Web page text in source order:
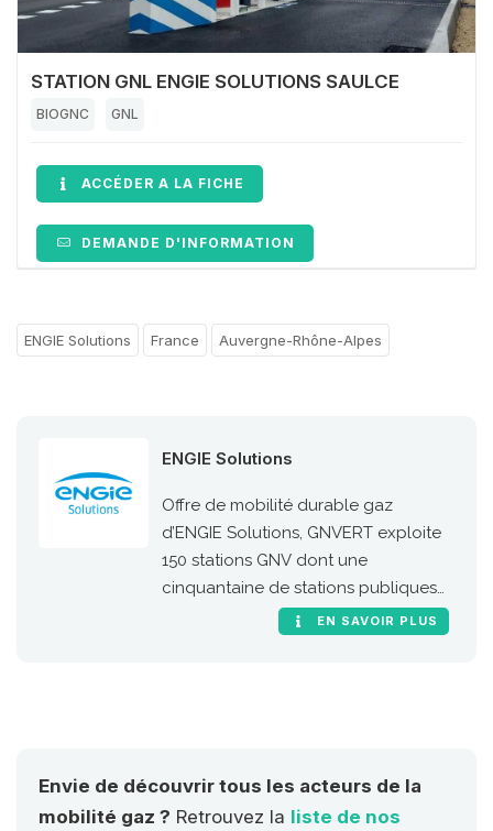
STATION GNL ENGIE SOLUTIONS SAULCE
BIOGNC GNL
ACCÉDER A LA FICHE
DEMANDE D'INFORMATION
ENGIE Solutions France Auvergne-Rhône-Alpes
ENGIE Solutions
Offre de mobilité durable gaz
d’ENGIE Solutions, GNVERT exploite
150 stations GNV dont une
cinquantaine de stations publiques
sur le territoire national.EN SAVOIR PLUS
Envie de découvrir tous les acteurs de la
mobilité gaz ? Retrouvez la liste de nos